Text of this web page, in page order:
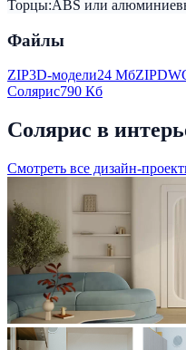
Торцы:ABS или
Файлы
ZIP3D-модели24 МбZIP
Солярис790 Кб
Солярис в
Смотреть все дизайн-